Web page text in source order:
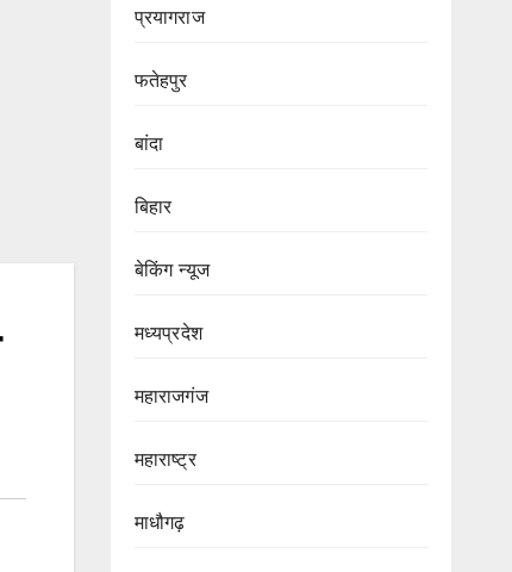
प्रयागराज
फतेहपुर
बांदा
बिहार
बेकिंग न्यूज
मध्यप्रदेश
महाराजगंज
महाराष्ट्र
माधौगढ़